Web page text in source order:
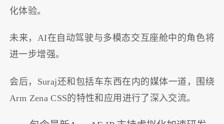
化体验。
未来，AI在自动驾驶与多模态交互座舱中的角色将
进一步增强。
会后，Suraj还和包括车东西在内的媒体一道，围绕
Arm Zena CSS的特性和应用进行了深入交流。